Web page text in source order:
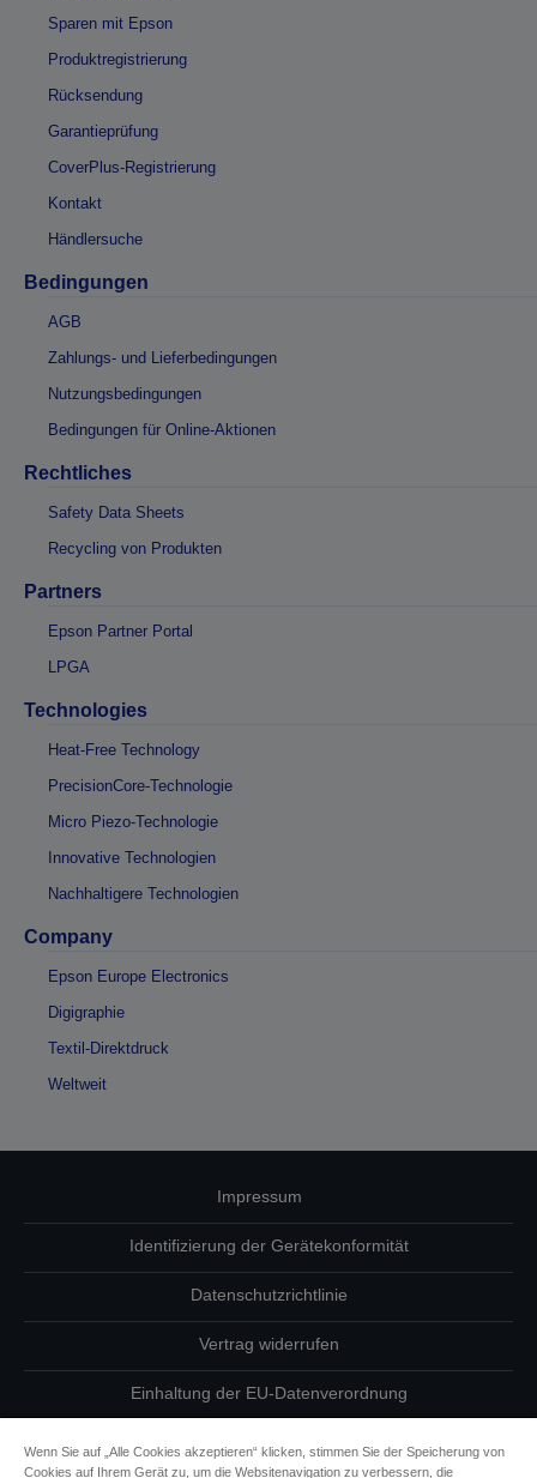
Sparen mit Epson
Produktregistrierung
Rücksendung
Garantieprüfung
CoverPlus-Registrierung
Kontakt
Händlersuche
Bedingungen
AGB
Zahlungs- und Lieferbedingungen
Nutzungsbedingungen
Bedingungen für Online-Aktionen
Rechtliches
Safety Data Sheets
Recycling von Produkten
Partners
Epson Partner Portal
LPGA
Technologies
Heat-Free Technology
PrecisionCore-Technologie
Micro Piezo-Technologie
Innovative Technologien
Nachhaltigere Technologien
Company
Epson Europe Electronics
Digigraphie
Textil-Direktdruck
Weltweit
Impressum
Identifizierung der Gerätekonformität
Datenschutzrichtlinie
Vertrag widerrufen
Einhaltung der EU-Datenverordnung
Wenn Sie auf „Alle Cookies akzeptieren“ klicken, stimmen Sie der Speicherung von
Cookies auf Ihrem Gerät zu, um die Websitenavigation zu verbessern, die